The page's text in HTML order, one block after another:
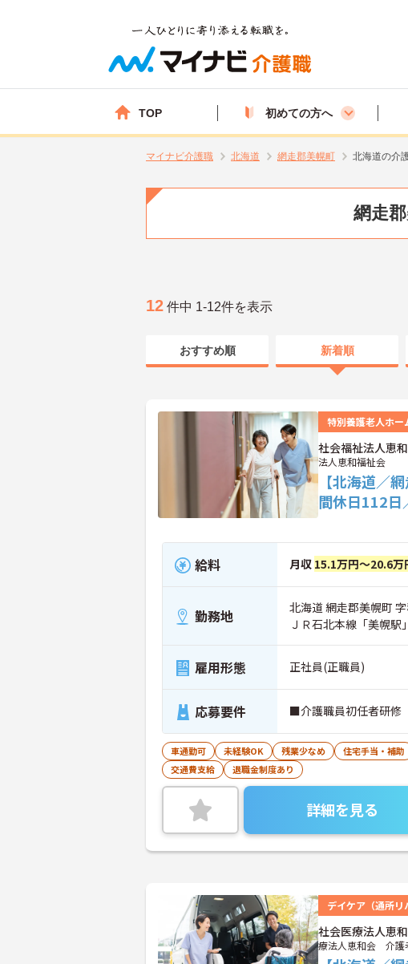
TOP 初めての方へ
マイナビ介護職 北海道 網走郡美幌町 北海道の介
網走
12 件中 1-12件を表示
おすすめ順 新着順
特別養護老人ホー
社会福祉法人恵
法人恵和福祉会
【北海道／
間休日112日
給料 月収 15.1万円～20.6万
勤務地
北海道 網走郡美幌町
ＪＲ石北本線「美幌駅
雇用形態 正社員(正職員)
応募要件 ■介護職員初任者研修
車通勤可 未経験OK 残業少なめ 住宅手当・補助
交通費支給
退職金制度あり
詳細を見る
デイケア（通所リ
社会医療法人恵
療法人恵和会 介護